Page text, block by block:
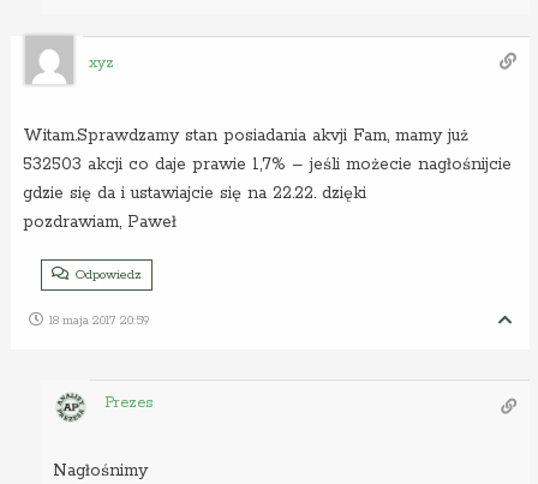
xyz
Witam.Sprawdzamy stan posiadania akvji Fam, mamy już
532503 akcji co daje prawie 1,7% – jeśli możecie nagłośnijcie
gdzie się da i ustawiajcie się na 22.22. dzięki
pozdrawiam, Paweł
Odpowiedz
18 maja 2017 20:59
Prezes
Nagłośnimy